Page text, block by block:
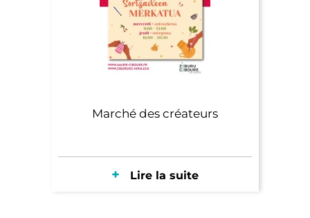
Marché des créateurs
Lire la suite